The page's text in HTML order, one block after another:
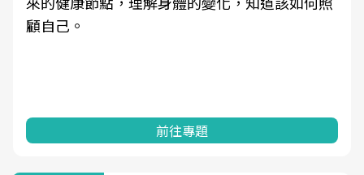
顧自己。
前往專題